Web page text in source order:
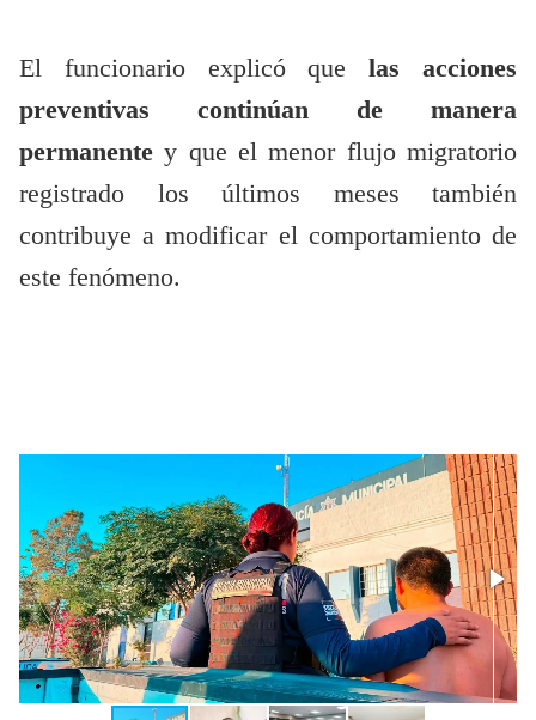
El funcionario explicó que las acciones
preventivas continúan de manera
permanentey que el menor flujo migratorio
registrado los últimos meses también
contribuye a modificar el comportamiento de
este fenómeno.